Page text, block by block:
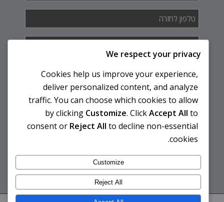
טלפון
לחזרה *
איך
יכולים
לך?
We respect your privacy
Cookies help us improve your experience,
deliver personalized content, and analyze
traffic. You can choose which cookies to allow
by clicking Customize. ClickAccept All to
consent or Reject All to decline non-essential
cookies.
Customize
Reject All